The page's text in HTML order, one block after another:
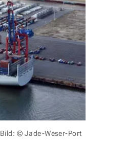
Bild: © Jade-Weser-Port